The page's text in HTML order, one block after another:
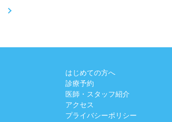
はじめての方へ
診療予約
医師・スタッフ紹介
アクセス
プライバシーポリシー